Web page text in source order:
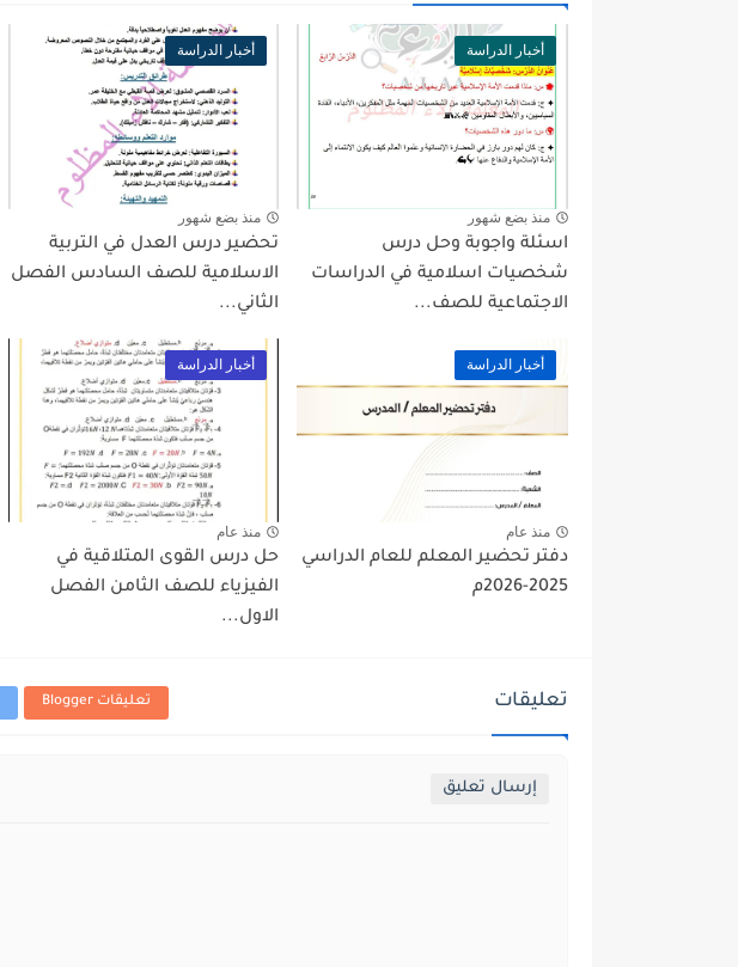
أخبار الدراسة
منذ بضع شهور
اسئلة واجوبة وحل درس
شخصيات اسلامية في الدراسات
الاجتماعية للصف...
أخبار الدراسة
منذ بضع شهور
تحضير درس العدل في التربية
الاسلامية للصف السادس الفصل
الثاني...
أخبار الدراسة
منذ عام
دفتر تحضير المعلم للعام الدراسي
2025-2026م
أخبار الدراسة
منذ عام
حل درس القوى المتلاقية في
الفيزياء للصف الثامن الفصل
الاول...
تعليقات تعليقات Blogger
إرسال تعليق